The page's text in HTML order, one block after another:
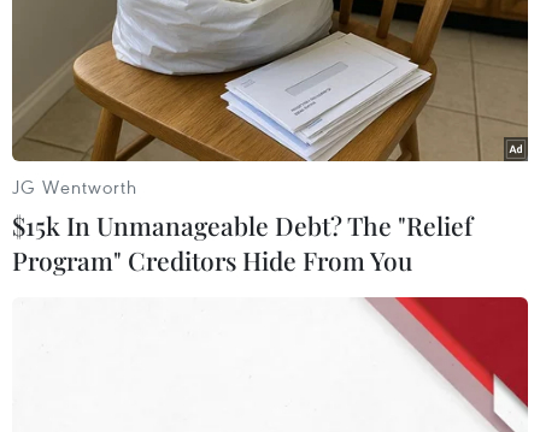
Nhà lãnh đạo Triều Tiên nỗ lực thúc đẩy
JG Wentworth
$15k In Unmanageable Debt? The "Relief
Program" Creditors Hide From You